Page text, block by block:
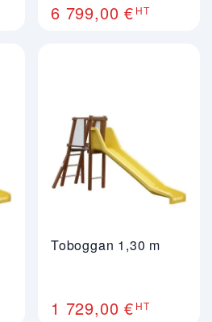
6 799,00 € HT
Toboggan 1,30 m
1 729,00 € HT